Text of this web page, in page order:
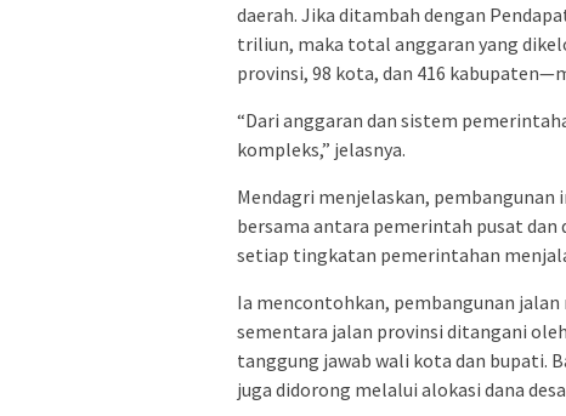
daerah. Jika ditambah dengan
triliun, maka total anggaran yang
provinsi, 98 kota, dan 416
“Dari anggaran dan sistem
kompleks,” jelasnya.
Mendagri menjelaskan,
bersama antara pemerintah pusat dan
setiap tingkatan pemerintahan
Ia mencontohkan, pembangunan
sementara jalan provinsi ditangani
tanggung jawab wali kota dan bupati.
juga didorong melalui alokasi dana